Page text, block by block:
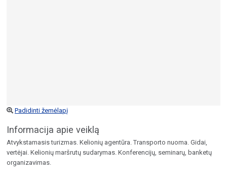
Padidinti žemėlapį
Informacija apie veiklą
Atvykstamasis turizmas. Kelionių agentūra. Transporto nuoma. Gidai,
vertėjai. Kelionių maršrutų sudarymas. Konferencijų, seminarų, banketų
organizavimas.